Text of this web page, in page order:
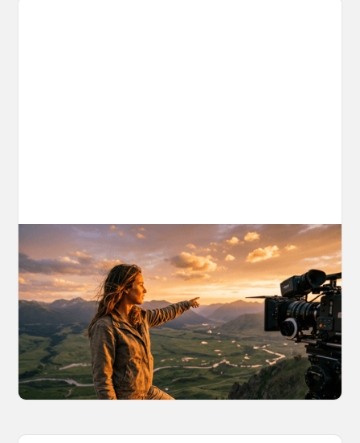
AI World Building for Content Creators:
A More Consistent Approach to AI
Content
Learn why building persistent AI worlds beats
one-off video generation for content creators,
and how to create such 3D environments with
OpenArt Worlds.
March 26, 2026